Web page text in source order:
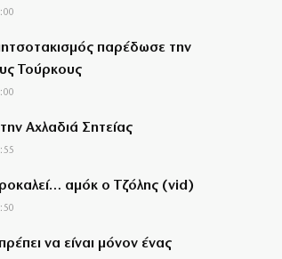
παρέδωσε την
Τούρκους
Αχλαδιά Σητείας
αμόκ ο Τζόλης (vid)
να είναι μόνον ένας